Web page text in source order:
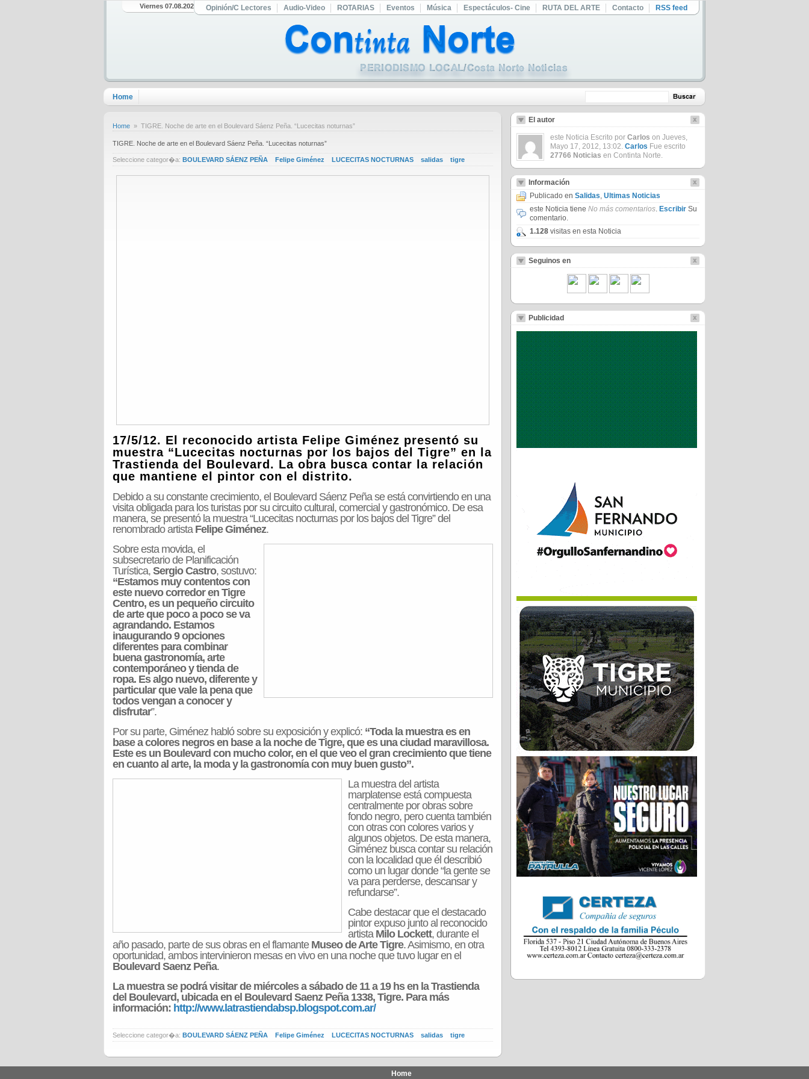
Viernes 07.08.2026 Opinión/C Lectores Audio-Video ROTARIAS Eventos Música Espectáculos- Cine RUTA DEL ARTE Contacto RSS feed
Home
Home » TIGRE. Noche de arte en el Boulevard Sáenz Peña. “Lucecitas noturnas”
TIGRE. Noche de arte en el Boulevard Sáenz Peña. “Lucecitas noturnas”
Seleccione categor�a: BOULEVARD SÁENZ PEÑA Felipe Giménez LUCECITAS NOCTURNAS salidas tigre
17/5/12. El reconocido artista Felipe Giménez presentó su
muestra “Lucecitas nocturnas por los bajos del Tigre” en la
Trastienda del Boulevard. La obra busca contar la relación
que mantiene el pintor con el distrito.
Debido a su constante crecimiento, el Boulevard Sáenz Peña se está convirtiendo en una
visita obligada para los turistas por su circuito cultural, comercial y gastronómico. De esa
manera, se presentó la muestra “Lucecitas nocturnas por los bajos del Tigre” del
renombrado artista Felipe Giménez.
Sobre esta movida, el
subsecretario de Planificación
Turística, Sergio Castro, sostuvo:
“Estamos muy contentos con
este nuevo corredor en Tigre
Centro, es un pequeño circuito
de arte que poco a poco se va
agrandando. Estamos
inaugurando 9 opciones
diferentes para combinar
buena gastronomía, arte
contemporáneo y tienda de
ropa. Es algo nuevo, diferente y
particular que vale la pena que
todos vengan a conocer y
disfrutar”.
Por su parte, Giménez habló sobre su exposición y explicó: “Toda la muestra es en
base a colores negros en base a la noche de Tigre, que es una ciudad maravillosa.
Este es un Boulevard con mucho color, en el que veo el gran crecimiento que tiene
en cuanto al arte, la moda y la gastronomía con muy buen gusto”.
La muestra del artista
marplatense está compuesta
centralmente por obras sobre
fondo negro, pero cuenta también
con otras con colores varios y
algunos objetos. De esta manera,
Giménez busca contar su relación
con la localidad que él describió
como un lugar donde “la gente se
va para perderse, descansar y
refundarse”.
Cabe destacar que el destacado
pintor expuso junto al reconocido
artista Milo Lockett, durante el
año pasado, parte de sus obras en el flamante Museo de Arte Tigre. Asimismo, en otra
oportunidad, ambos intervinieron mesas en vivo en una noche que tuvo lugar en el
Boulevard Saenz Peña.
La muestra se podrá visitar de miércoles a sábado de 11 a 19 hs en la Trastienda
del Boulevard, ubicada en el Boulevard Saenz Peña 1338, Tigre. Para más
información: http://www.latrastiendabsp.blogspot.com.ar/
Seleccione categor�a: BOULEVARD SÁENZ PEÑA Felipe Giménez LUCECITAS NOCTURNAS salidas tigre
El autor
este Noticia Escrito por Carlos on Jueves,
Mayo 17, 2012, 13:02. Carlos Fue escrito
27766 Noticias en Continta Norte.
Información
Publicado en Salidas, Ultimas Noticias
este Noticia tiene No más comentarios. Escribir Su
comentario.
1.128 visitas en esta Noticia
Seguinos en
Publicidad
Home